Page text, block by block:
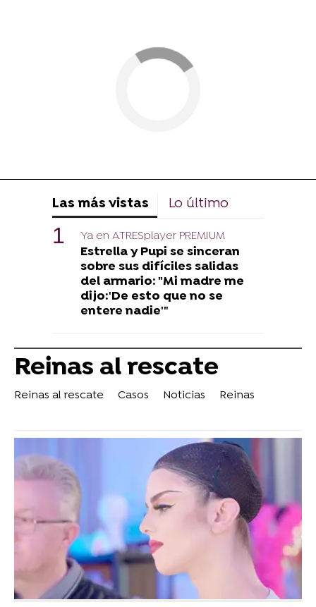
Las más vistas Lo último
Ya en ATRESplayer PREMIUM
Estrella y Pupi se sinceran
sobre sus difíciles salidas
del armario: "Mi madre me
dijo:'De esto que no se
entere nadie'"
Reinas al rescate
Reinas al rescate Casos Noticias Reinas